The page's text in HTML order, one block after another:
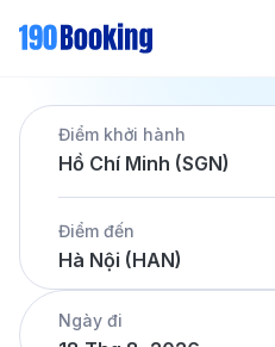
Trang chủ
Vé máy bay
Dịch vụ
Khách sạn
Tin tứcLiên hệ
Hotline
028 7303 6167
Điểm khởi hành
Hồ Chí Minh (SGN)
Điểm đến
Hà Nội (HAN)
Ngày đi